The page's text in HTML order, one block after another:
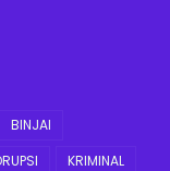
BINJAI
KRIMINAL